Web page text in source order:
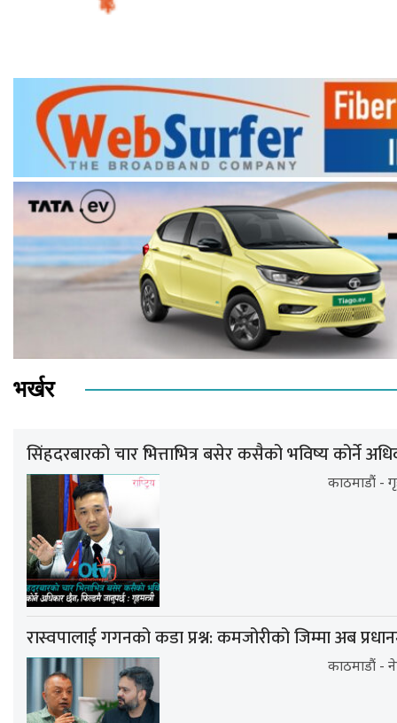
भर्खर
सिंहदरबारको चार भित्ताभित्र बसेर कसैको भविष्य कोर्ने
काठमाडौं -
रास्वपालाई गगनको कडा प्रश्न: कमजोरीको जिम्मा अब
काठमाडौं -